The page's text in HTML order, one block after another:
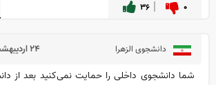
۰ ۳۶
دانشجوی الزهرا ۲۴ ارديبهشت ۱۴۰۵
شما دانشجوی داخلی را حمایت نمی‌کنید بعد از